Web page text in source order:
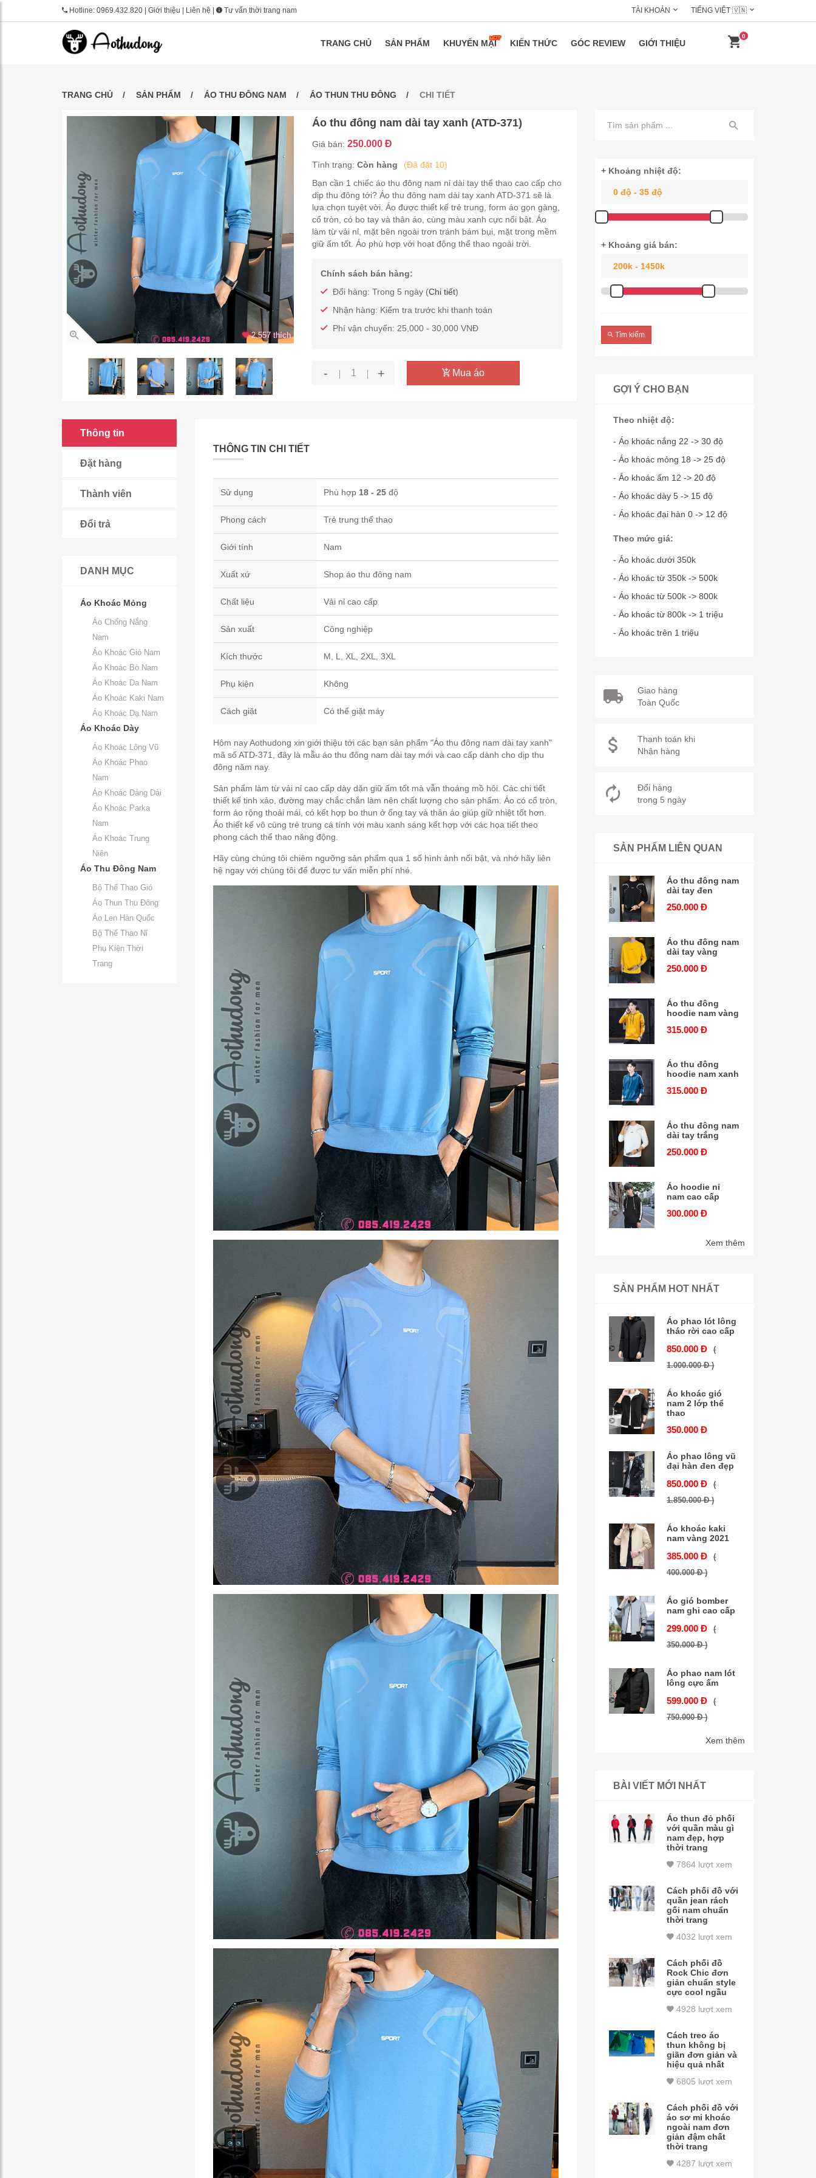
Hotline: 0969.432.820 Giới thiệu Liên hệ Tư vấn thời trang nam TÀI KHOẢN TIẾNG VIỆT 🇻🇳
TRANG CHỦ SẢN PHẨM KHUYẾN MẠI KIẾN THỨC GÓC REVIEW GIỚI THIỆU
0
TRANG CHỦ SẢN PHẨM ÁO THU ĐÔNG NAM ÁO THUN THU ĐÔNG CHI TIẾT
2.557 thích
Áo thu đông nam dài tay xanh (ATD-371)
Giá bán:250.000 Đ
Tình trạng:Còn hàng
(Đã đặt 10)
Bạn cần 1 chiếc áo thu đông nam nỉ dài tay thể thao cao cấp cho
dịp thu đông tới? Áo thu đông nam dài tay xanh ATD-371 sẽ là
lựa chọn tuyệt vời. Áo được thiết kế trẻ trung, form áo gọn gàng,
cổ tròn, có bo tay và thân áo, cùng màu xanh cực nổi bật. Áo
làm từ vải nỉ, mặt bên ngoài trơn tránh bám bụi, mặt trong mềm
giữ ấm tốt. Áo phù hợp với hoạt động thể thao ngoài trời.
Chính sách bán hàng:
Đổi hàng: Trong 5 ngày (Chi tiết)
Nhận hàng: Kiểm tra trước khi thanh toán
Phí vận chuyển: 25,000 - 30,000 VNĐ
- + Mua áo
Thông tin
Đặt hàng
Thành viên
Đổi trả
DANH MỤC
Áo Khoác Mỏng
Áo Chống Nắng
Nam
Áo Khoác Gió Nam
Áo Khoác Bò Nam
Áo Khoác Da Nam
Áo Khoác Kaki Nam
Áo Khoác Dạ Nam
Áo Khoác Dày
Áo Khoác Lông Vũ
Áo Khoác Phao
Nam
Áo Khoác Dáng Dài
Áo Khoác Parka
Nam
Áo Khoác Trung
Niên
Áo Thu Đông Nam
Bộ Thể Thao Gió
Áo Thun Thu Đông
Áo Len Hàn Quốc
Bộ Thể Thao Nỉ
Phụ Kiện Thời
Trang
THÔNG TIN CHI TIẾT
Sử dụng Phù hợp 18 - 25 độ
Phong cách Trẻ trung thể thao
Giới tính Nam
Xuất xứ Shop áo thu đông nam
Chất liệu Vải nỉ cao cấp
Sản xuất Công nghiệp
Kích thước M, L, XL, 2XL, 3XL
Phụ kiện Không
Cách giặt Có thể giặt máy
Hôm nay Aothudong xin giới thiệu tới các bạn sản phẩm "Áo thu đông nam dài tay xanh"
mã số ATD-371, đây là mẫu áo thu đông nam dài tay mới và cao cấp dành cho dịp thu
đông năm nay.
Sản phẩm làm từ vải nỉ cao cấp dày dặn giữ ấm tốt mà vẫn thoáng mồ hôi. Các chi tiết
thiết kế tinh xảo, đường may chắc chắn làm nên chất lượng cho sản phẩm. Áo có cổ tròn,
form áo rộng thoải mái, có kết hợp bo thun ở ống tay và thân áo giúp giữ nhiệt tốt hơn.
Áo thiết kế vô cùng trẻ trung cá tính với màu xanh sáng kết hợp với các họa tiết theo
phong cách thể thao năng động.
Hãy cùng chúng tôi chiêm ngưỡng sản phẩm qua 1 số hình ảnh nổi bật, và nhớ hãy liên
hệ ngay với chúng tôi để được tư vấn miễn phí nhé.
+ Khoảng nhiệt độ:
+ Khoảng giá bán:
Tìm kiếm
GỢI Ý CHO BẠN
Theo nhiệt độ:
- Áo khoác nắng 22 -> 30 độ
- Áo khoác mỏng 18 -> 25 độ
- Áo khoác ấm 12 -> 20 độ
- Áo khoác dày 5 -> 15 độ
- Áo khoác đại hàn 0 -> 12 độ
Theo mức giá:
- Áo khoác dưới 350k
- Áo khoác từ 350k -> 500k
- Áo khoác từ 500k -> 800k
- Áo khoác từ 800k -> 1 triệu
- Áo khoác trên 1 triệu
Giao hàng
Toàn Quốc
Thanh toán khi
Nhận hàng
Đổi hàng
trong 5 ngày
SẢN PHẨM LIÊN QUAN
Áo thu đông nam
dài tay đen
250.000 Đ
Áo thu đông nam
dài tay vàng
250.000 Đ
Áo thu đông
hoodie nam vàng
315.000 Đ
Áo thu đông
hoodie nam xanh
315.000 Đ
Áo thu đông nam
dài tay trắng
250.000 Đ
Áo hoodie nỉ
nam cao cấp
300.000 Đ
Xem thêm
SẢN PHẨM HOT NHẤT
Áo phao lót lông
tháo rời cao cấp
850.000 Đ
(
1.000.000 Đ )
Áo khoác gió
nam 2 lớp thể
thao
350.000 Đ
Áo phao lông vũ
đại hàn đen đẹp
850.000 Đ
(
1.850.000 Đ )
Áo khoác kaki
nam vàng 2021
385.000 Đ
(
400.000 Đ )
Áo gió bomber
nam ghi cao cấp
299.000 Đ
(
350.000 Đ )
Áo phao nam lót
lông cực ấm
599.000 Đ
(
750.000 Đ )
Xem thêm
BÀI VIẾT MỚI NHẤT
Áo thun đỏ phối
với quần màu gì
nam đẹp, hợp
thời trang
7864 lượt xem
Cách phối đồ với
quần jean rách
gối nam chuẩn
thời trang
4032 lượt xem
Cách phối đồ
Rock Chic đơn
giản chuẩn style
cực cool ngầu
4928 lượt xem
Cách treo áo
thun không bị
giãn đơn giản và
hiệu quả nhất
6805 lượt xem
Cách phối đồ với
áo sơ mi khoác
ngoài nam đơn
giản đậm chất
thời trang
4287 lượt xem